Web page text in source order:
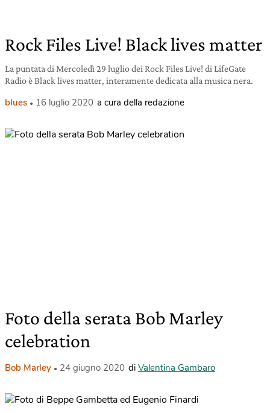
Rock Files Live! Black lives matter
La puntata di Mercoledì 29 luglio dei Rock Files Live! di LifeGate
Radio è Black lives matter, interamente dedicata alla musica nera.
blues 16 luglio 2020 a cura della redazione
Foto della serata Bob Marley
celebration
Bob Marley 24 giugno 2020 di Valentina Gambaro